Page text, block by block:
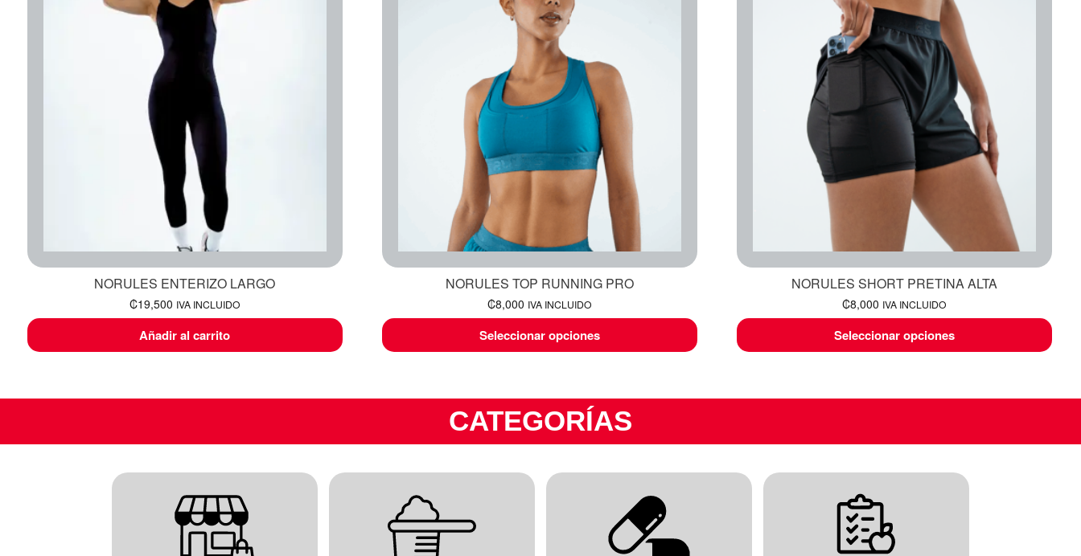
NORULES ENTERIZO LARGO
₡19,500 IVA INCLUIDO
Añadir al carrito
NORULES TOP RUNNING PRO
₡8,000 IVA INCLUIDO
Seleccionar opciones
NORULES SHORT PRETINA ALTA
₡8,000 IVA INCLUIDO
Seleccionar opciones
CATEGORÍAS